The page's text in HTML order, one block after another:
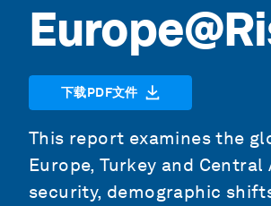
下载PDF文件
This report examines the
Europe, Turkey and
security, demographic